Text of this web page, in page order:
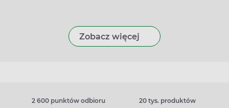
Zobacz więcej
2 600 punktów odbioru 20 tys. produktów